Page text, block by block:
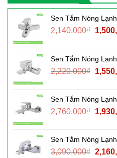
Sen Tắm Nóng
2,140,000₫ Giá
Sen Tắm Nóng
2,220,000₫ Giá
Sen Tắm Nóng
2,760,000₫ Giá
Sen Tắm Nóng
3,090,000₫ Giá